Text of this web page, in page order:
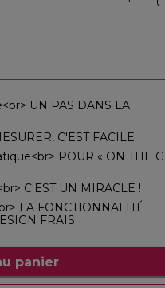
UN PAS DANS LA
C'EST FACILE
POUR « ON THE
C'EST UN MIRACLE !
LA FONCTIONNALITÉ
FRAIS
panier